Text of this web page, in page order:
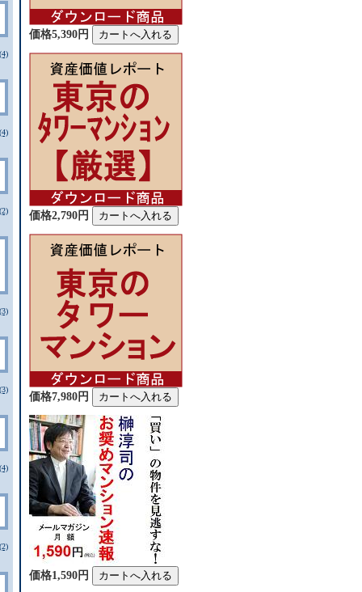
価格5,390円
価格2,790円
価格7,980円
価格1,590円